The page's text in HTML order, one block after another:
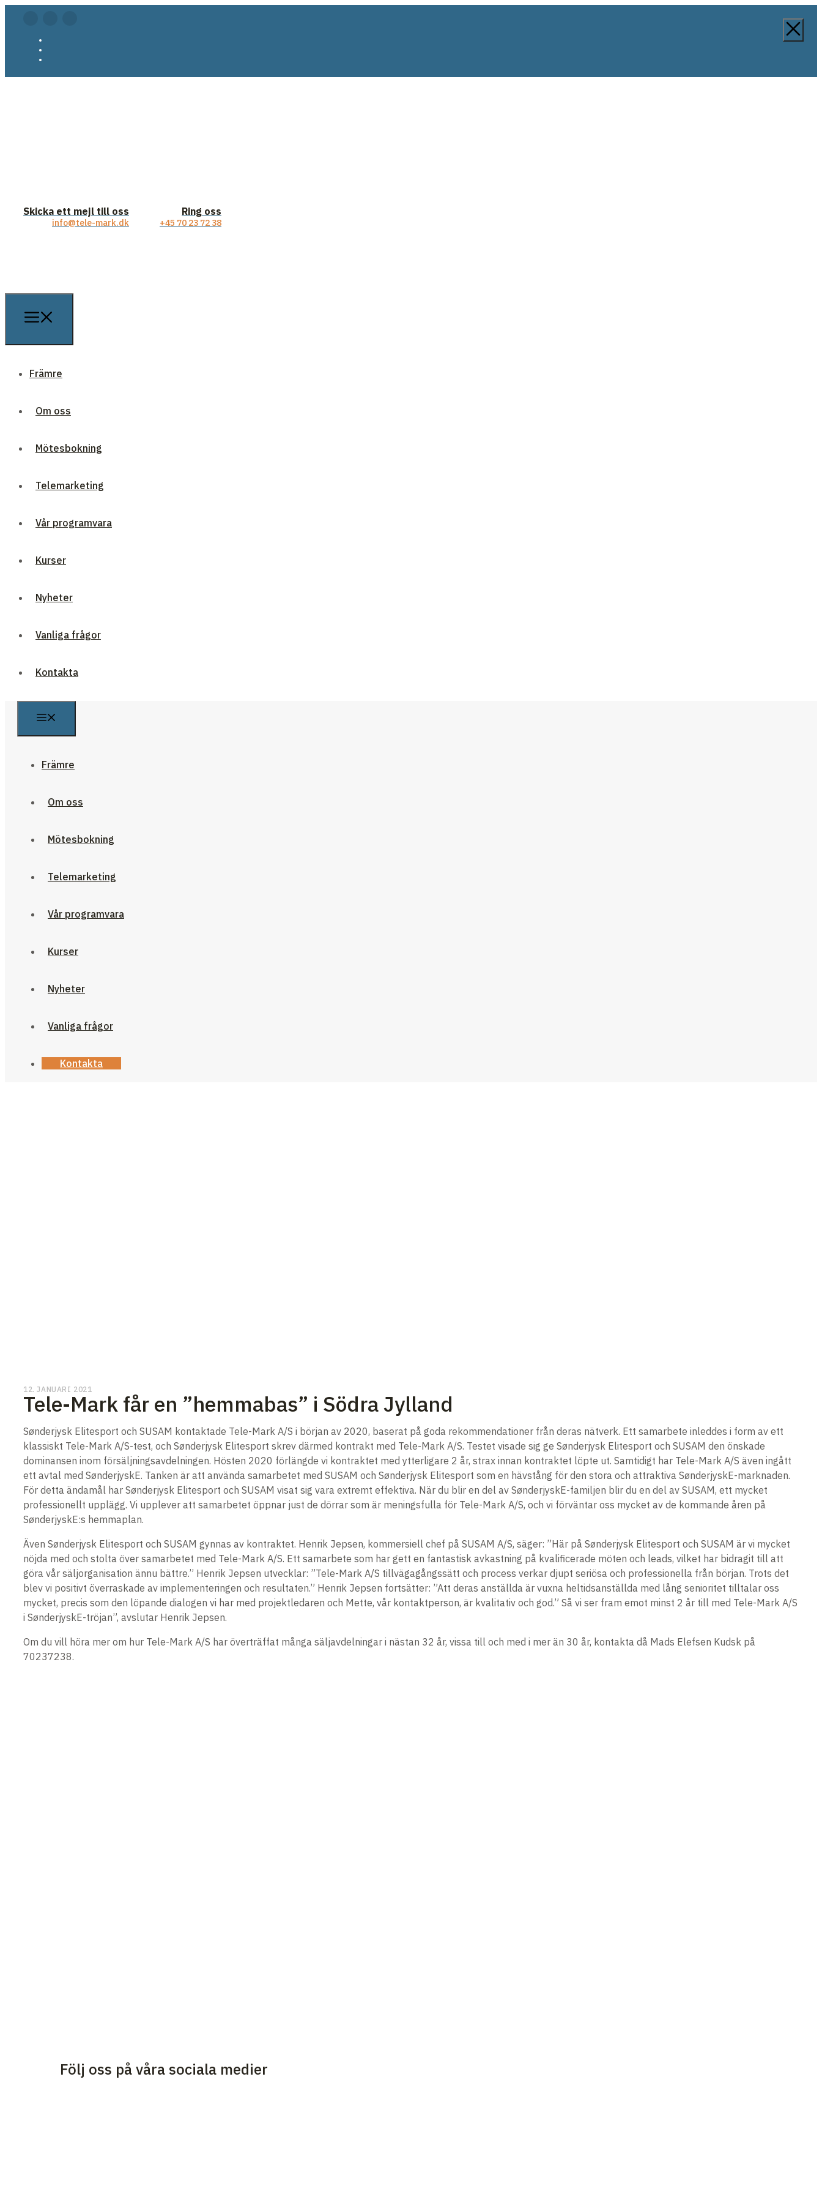
Skicka ett mejl till oss
info@tele-mark.dk
Ring oss
+45 70 23 72 38
Främre
Om oss
Mötesbokning
Telemarketing
Vår programvara
Kurser
Nyheter
Vanliga frågor
Kontakta
Främre
Om oss
Mötesbokning
Telemarketing
Vår programvara
Kurser
Nyheter
Vanliga frågor
Kontakta
12. JANUARI 2021
Tele-Mark får en ”hemmabas” i Södra Jylland
Sønderjysk Elitesport och SUSAM kontaktade Tele-Mark A/S i början av 2020, baserat på goda rekommendationer från deras nätverk. Ett samarbete inleddes i form av ett
klassiskt Tele-Mark A/S-test, och Sønderjysk Elitesport skrev därmed kontrakt med Tele-Mark A/S. Testet visade sig ge Sønderjysk Elitesport och SUSAM den önskade
dominansen inom försäljningsavdelningen. Hösten 2020 förlängde vi kontraktet med ytterligare 2 år, strax innan kontraktet löpte ut. Samtidigt har Tele-Mark A/S även ingått
ett avtal med SønderjyskE. Tanken är att använda samarbetet med SUSAM och Sønderjysk Elitesport som en hävstång för den stora och attraktiva SønderjyskE-marknaden.
För detta ändamål har Sønderjysk Elitesport och SUSAM visat sig vara extremt effektiva. När du blir en del av SønderjyskE-familjen blir du en del av SUSAM, ett mycket
professionellt upplägg. Vi upplever att samarbetet öppnar just de dörrar som är meningsfulla för Tele-Mark A/S, och vi förväntar oss mycket av de kommande åren på
SønderjyskE:s hemmaplan.
Även Sønderjysk Elitesport och SUSAM gynnas av kontraktet. Henrik Jepsen, kommersiell chef på SUSAM A/S, säger: ”Här på Sønderjysk Elitesport och SUSAM är vi mycket
nöjda med och stolta över samarbetet med Tele-Mark A/S. Ett samarbete som har gett en fantastisk avkastning på kvalificerade möten och leads, vilket har bidragit till att
göra vår säljorganisation ännu bättre.” Henrik Jepsen utvecklar: ”Tele-Mark A/S tillvägagångssätt och process verkar djupt seriösa och professionella från början. Trots det
blev vi positivt överraskade av implementeringen och resultaten.” Henrik Jepsen fortsätter: ”Att deras anställda är vuxna heltidsanställda med lång senioritet tilltalar oss
mycket, precis som den löpande dialogen vi har med projektledaren och Mette, vår kontaktperson, är kvalitativ och god.” Så vi ser fram emot minst 2 år till med Tele-Mark A/S
i SønderjyskE-tröjan”, avslutar Henrik Jepsen.
Om du vill höra mer om hur Tele-Mark A/S har överträffat många säljavdelningar i nästan 32 år, vissa till och med i mer än 30 år, kontakta då Mads Elefsen Kudsk på
70237238.
Följ oss på våra sociala medier